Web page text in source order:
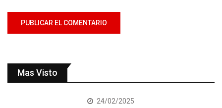
Mas Visto
24/02/2025